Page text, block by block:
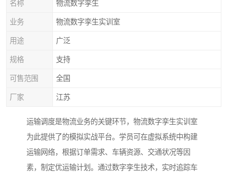
名称 物流数字孪生
业务 物流数字孪生实训室
用途 广泛
规格 支持
可售范围 全国
厂家 江苏
运输调度是物流业务的关键环节，物流数字孪生实训室
为此提供了的模拟实战平台。学员可在虚拟系统中构建
运输网络，根据订单需求、车辆资源、交通状况等因
素，制定优运输计划。通过数字孪生技术，实时追踪车